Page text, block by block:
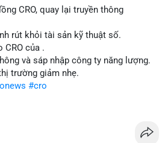
CRO, quay lại truyền thông
rút khỏi tài sản kỹ thuật số.
CRO của .
và sáp nhập công ty năng lượng.
trường giảm nhẹ.
#cro